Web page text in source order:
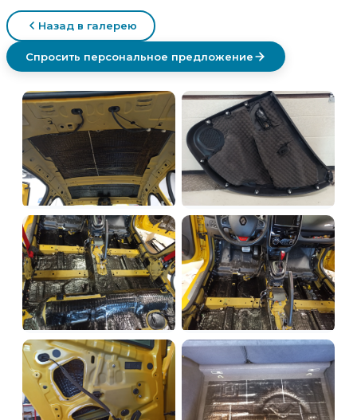
Назад в галерею
Спросить персональное предложение